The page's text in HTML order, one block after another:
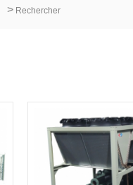
> Rechercher